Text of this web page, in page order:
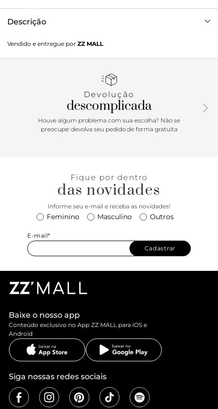
Descrição
qualquer look elegante. A tira trançada e o bico fino
conferem um toque de modernidade e sofisticação.
Vendido e entregue por ZZ MALL
Devolução
descomplicada
Houve algum problema com sua escolha? Não se
preocupe: devolva seu pedido de forma gratuita
Fique por dentro
das novidades
Informe seu e-mail e receba as novidades!
Feminino Masculino Outros
E-mail*
Cadastrar
Baixe o nosso app
Conteúdo exclusivo no App ZZ MALL para iOS e
Android
Siga nossas redes sociais